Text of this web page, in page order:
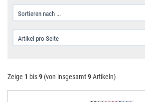
Zeige 1 bis9 (von insgesamt9Artikeln)